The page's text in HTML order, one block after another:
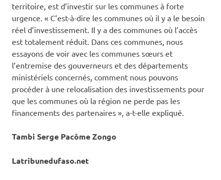
territoire, est d’investir sur les communes à forte
urgence. « C’est-à-dire les communes où il y a le besoin
réel d’investissement. Il y a des communes où l’accès
est totalement réduit. Dans ces communes, nous
essayons de voir avec les communes sœurs et
l’entremise des gouverneurs et des départements
ministériels concernés, comment nous pouvons
procéder à une relocalisation des investissements pour
que les communes où la région ne perde pas les
financements des partenaires », a-t-elle expliqué.
Tambi Serge Pacôme Zongo
Latribunedufaso.net